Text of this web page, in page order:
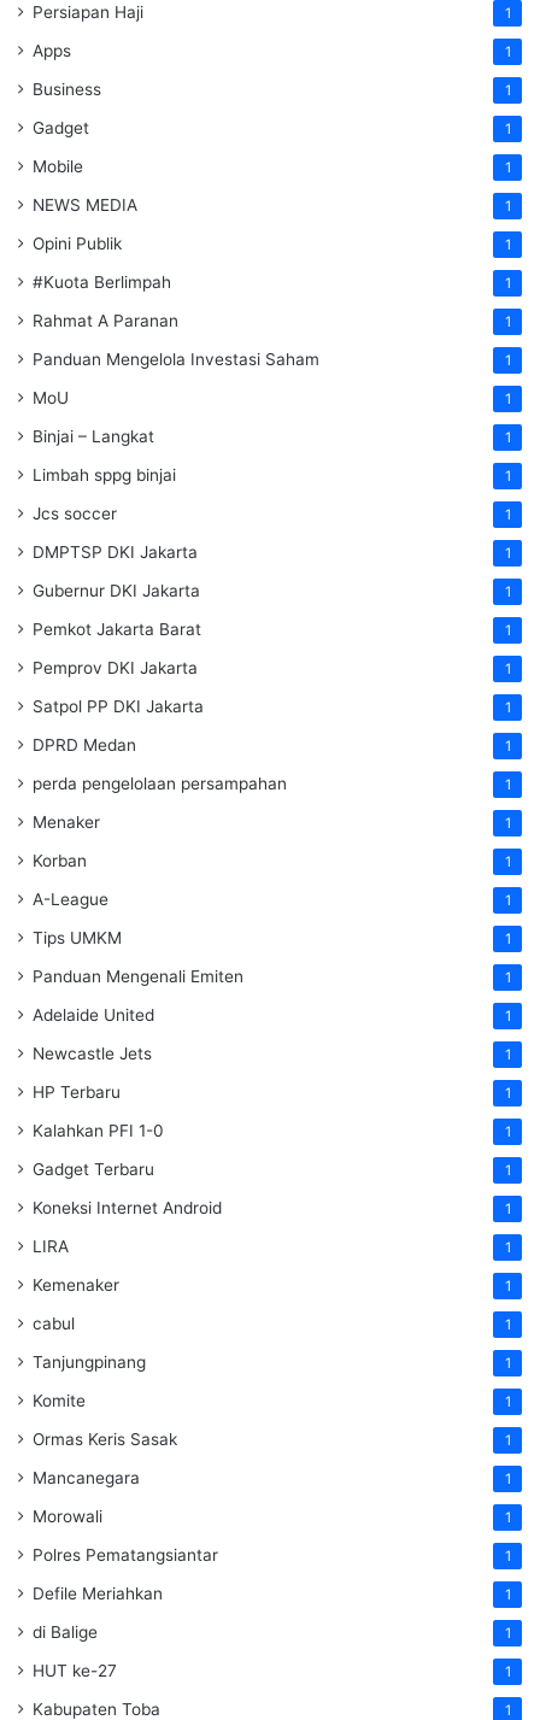
Persiapan Haji 1
Apps 1
Business 1
Gadget 1
Mobile 1
NEWS MEDIA 1
Opini Publik 1
#Kuota Berlimpah 1
Rahmat A Paranan 1
Panduan Mengelola Investasi Saham 1
MoU 1
Binjai – Langkat 1
Limbah sppg binjai 1
Jcs soccer 1
DMPTSP DKI Jakarta 1
Gubernur DKI Jakarta 1
Pemkot Jakarta Barat 1
Pemprov DKI Jakarta 1
Satpol PP DKI Jakarta 1
DPRD Medan 1
perda pengelolaan persampahan 1
Menaker 1
Korban 1
A-League 1
Tips UMKM 1
Panduan Mengenali Emiten 1
Adelaide United 1
Newcastle Jets 1
HP Terbaru 1
Kalahkan PFI 1-0 1
Gadget Terbaru 1
Koneksi Internet Android 1
LIRA 1
Kemenaker 1
cabul 1
Tanjungpinang 1
Komite 1
Ormas Keris Sasak 1
Mancanegara 1
Morowali 1
Polres Pematangsiantar 1
Defile Meriahkan 1
di Balige 1
HUT ke-27 1
Kabupaten Toba 1